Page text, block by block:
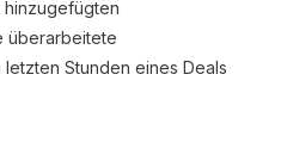
hinzugefügten
überarbeitete
Stunden eines Deals